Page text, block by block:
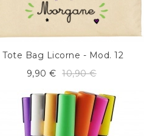
Tote Bag Licorne - Mod. 12
9,90 € 10,90 €